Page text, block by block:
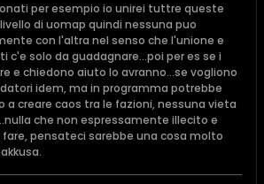
per esempio io unirei tuttre queste
di uomap quindi nessuna puo
con l'altra nel senso che l'unione e
c'e solo da guadagnare...poi per es se i
e chiedono aiuto lo avranno...se vogliono
idem, ma in programma potrebbe
a creare caos tra le fazioni, nessuna vieta
che non espressamente illecito e
pensateci sarebbe una cosa molto